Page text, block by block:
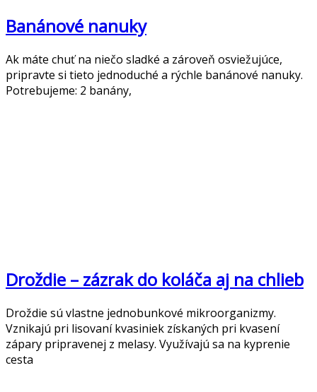
Banánové nanuky
Ak máte chuť na niečo sladké a zároveň osviežujúce,
pripravte si tieto jednoduché a rýchle banánové nanuky.
Potrebujeme: 2 banány,
Droždie – zázrak do koláča aj na chlieb
Droždie sú vlastne jednobunkové mikroorganizmy.
Vznikajú pri lisovaní kvasiniek získaných pri kvasení
zápary pripravenej z melasy. Využívajú sa na kyprenie
cesta